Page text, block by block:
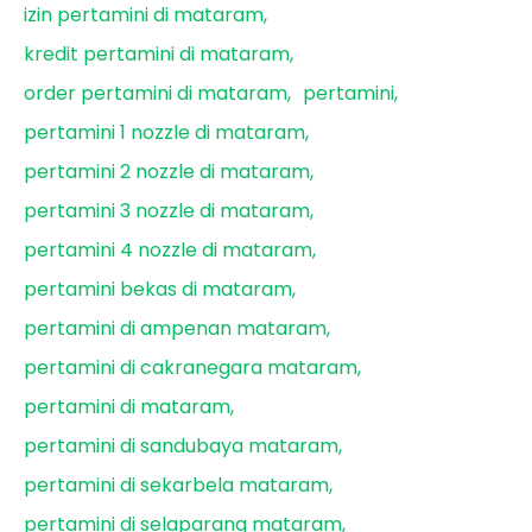
izin pertamini di mataram
kredit pertamini di mataram
order pertamini di mataram
pertamini
pertamini 1 nozzle di mataram
pertamini 2 nozzle di mataram
pertamini 3 nozzle di mataram
pertamini 4 nozzle di mataram
pertamini bekas di mataram
pertamini di ampenan mataram
pertamini di cakranegara mataram
pertamini di mataram
pertamini di sandubaya mataram
pertamini di sekarbela mataram
pertamini di selaparang mataram